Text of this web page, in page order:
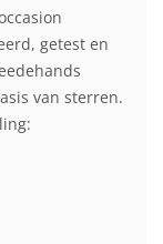
getest en
van sterren.